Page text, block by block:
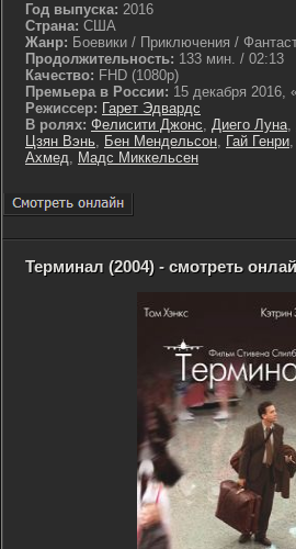
Год выпуска: 2016
Страна: США
Жанр: Боевики / Приключения /
Продолжительность: 133 мин. / 02:13
Качество: FHD (1080p)
Премьера в России: 15 декабря 2016,
Режиссер: Гарет Эдвардс
В ролях: Фелисити Джонс, Диего Луна,
Цзян Вэнь, Бен Мендельсон, Гай Генри,
Ахмед, Мадс Миккельсен
Терминал (2004) - смотреть